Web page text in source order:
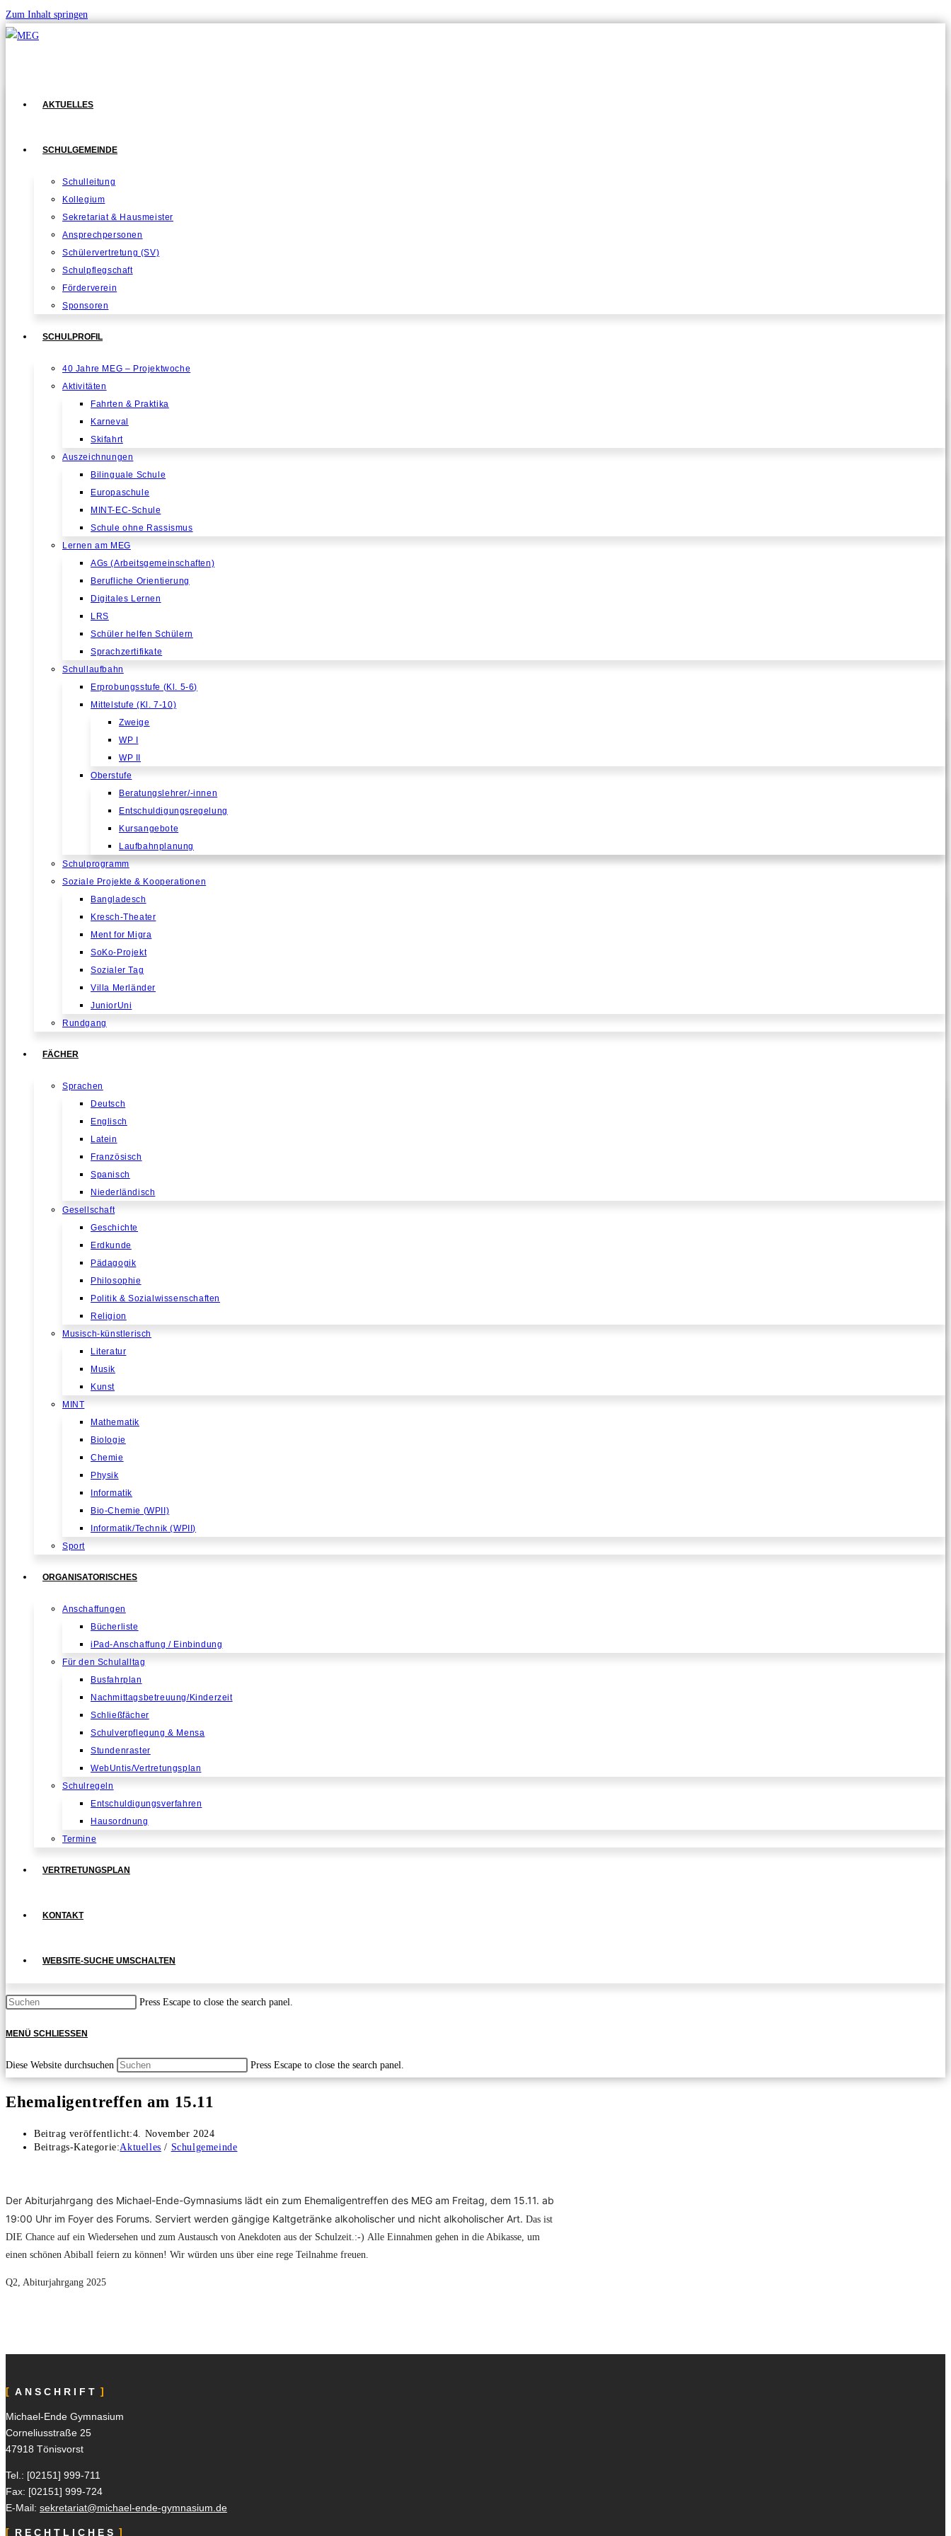
Zum Inhalt springen
AKTUELLES
SCHULGEMEINDE
Schulleitung
Kollegium
Sekretariat & Hausmeister
Ansprechpersonen
Schülervertretung (SV)
Schulpflegschaft
Förderverein
Sponsoren
SCHULPROFIL
40 Jahre MEG – Projektwoche
Aktivitäten
Fahrten & Praktika
Karneval
Skifahrt
Auszeichnungen
Bilinguale Schule
Europaschule
MINT-EC-Schule
Schule ohne Rassismus
Lernen am MEG
AGs (Arbeitsgemeinschaften)
Berufliche Orientierung
Digitales Lernen
LRS
Schüler helfen Schülern
Sprachzertifikate
Schullaufbahn
Erprobungsstufe (Kl. 5-6)
Mittelstufe (Kl. 7-10)
Zweige
WP I
WP II
Oberstufe
Beratungslehrer/-innen
Entschuldigungsregelung
Kursangebote
Laufbahnplanung
Schulprogramm
Soziale Projekte & Kooperationen
Bangladesch
Kresch-Theater
Ment for Migra
SoKo-Projekt
Sozialer Tag
Villa Merländer
JuniorUni
Rundgang
FÄCHER
Sprachen
Deutsch
Englisch
Latein
Französisch
Spanisch
Niederländisch
Gesellschaft
Geschichte
Erdkunde
Pädagogik
Philosophie
Politik & Sozialwissenschaften
Religion
Musisch-künstlerisch
Literatur
Musik
Kunst
MINT
Mathematik
Biologie
Chemie
Physik
Informatik
Bio-Chemie (WPII)
Informatik/Technik (WPII)
Sport
ORGANISATORISCHES
Anschaffungen
Bücherliste
iPad-Anschaffung / Einbindung
Für den Schulalltag
Busfahrplan
Nachmittagsbetreuung/Kinderzeit
Schließfächer
Schulverpflegung & Mensa
Stundenraster
WebUntis/Vertretungsplan
Schulregeln
Entschuldigungsverfahren
Hausordnung
Termine
VERTRETUNGSPLAN
KONTAKT
WEBSITE-SUCHE UMSCHALTEN
Press Escape to close the search panel.
MENÜ SCHLIESSEN
Diese Website durchsuchen Press Escape to close the search panel.
Ehemaligentreffen am 15.11
Beitrag veröffentlicht:4. November 2024
Beitrags-Kategorie:Aktuelles / Schulgemeinde
Der Abiturjahrgang des Michael-Ende-Gymnasiums lädt ein zum Ehemaligentreffen des MEG am Freitag, dem 15.11. ab
19:00 Uhr im Foyer des Forums. Serviert werden gängige Kaltgetränke alkoholischer und nicht alkoholischer Art. Das ist
DIE Chance auf ein Wiedersehen und zum Austausch von Anekdoten aus der Schulzeit.:-) Alle Einnahmen gehen in die Abikasse, um
einen schönen Abiball feiern zu können! Wir würden uns über eine rege Teilnahme freuen.
Q2, Abiturjahrgang 2025
ANSCHRIFT
Michael-Ende Gymnasium
Corneliusstraße 25
47918 Tönisvorst
Tel.: [02151] 999-711
Fax: [02151] 999-724
E-Mail: sekretariat@michael-ende-gymnasium.de
RECHTLICHES